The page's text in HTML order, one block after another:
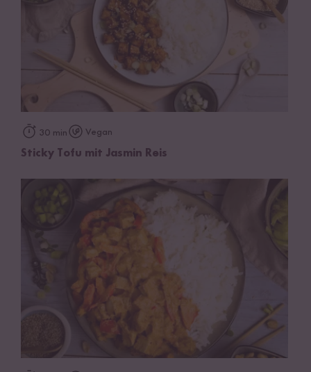
30 min Vegan
Sticky Tofu mit Jasmin Reis